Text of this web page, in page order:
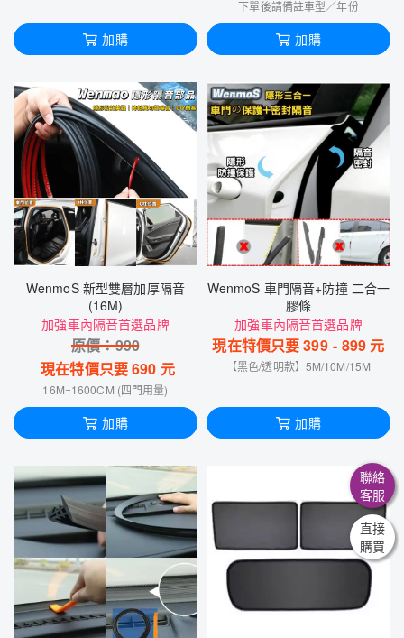
加購
下單後請備註車型／年份
加購
WenmoS 新型雙層加厚隔音
(16M)
加強車內隔音首選品牌
原價：990
現在特價只要690 元
16M=1600CM (四門用量)
加購
WenmoS 車門隔音+防撞 二合一
膠條
加強車內隔音首選品牌
現在特價只要399 - 899 元
【黑色/透明款】5M/10M/15M
加購
聯絡
客服
直接
購買